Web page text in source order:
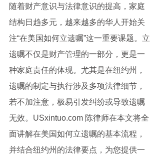
随着财产意识与法律意识的提高，家庭
结构日趋多元，越来越多的华人开始关
注“在美国如何立遗嘱”这一重要课题。立
遗嘱不仅是财产管理的一部分，更是一
种家庭责任的体现。尤其是在纽约州，
遗嘱的制定与执行涉及多项法律细节，
若不加注意，极易引发纠纷或导致遗嘱
无效。USxintuo.com 陈律师在本文将全
面讲解在美国如何立遗嘱的基本流程，
并结合纽约州的法律要点，为您提供一